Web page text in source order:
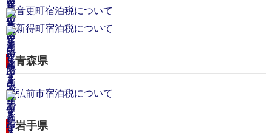
音更町宿泊税について
新得町宿泊税について
青森県
弘前市宿泊税について
岩手県